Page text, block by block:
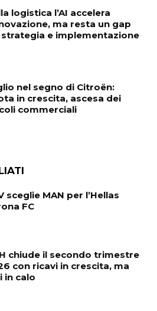
logistica l’AI accelera
ma resta un gap
e implementazione
nel segno di Citroën:
in crescita, ascesa dei
commerciali
sceglie MAN per l’Hellas
FC
chiude il secondo trimestre
con ricavi in crescita, ma
in calo